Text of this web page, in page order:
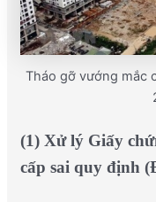
Tháo gỡ vướng mắc
(1) Xử lý Giấy
cấp sai quy định